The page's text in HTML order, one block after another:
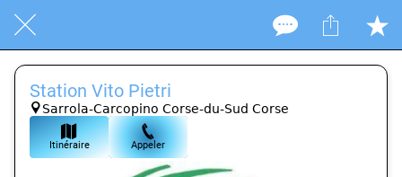
Station Vito Pietri
Sarrola-Carcopino Corse-du-Sud Corse
Itinéraire Appeler